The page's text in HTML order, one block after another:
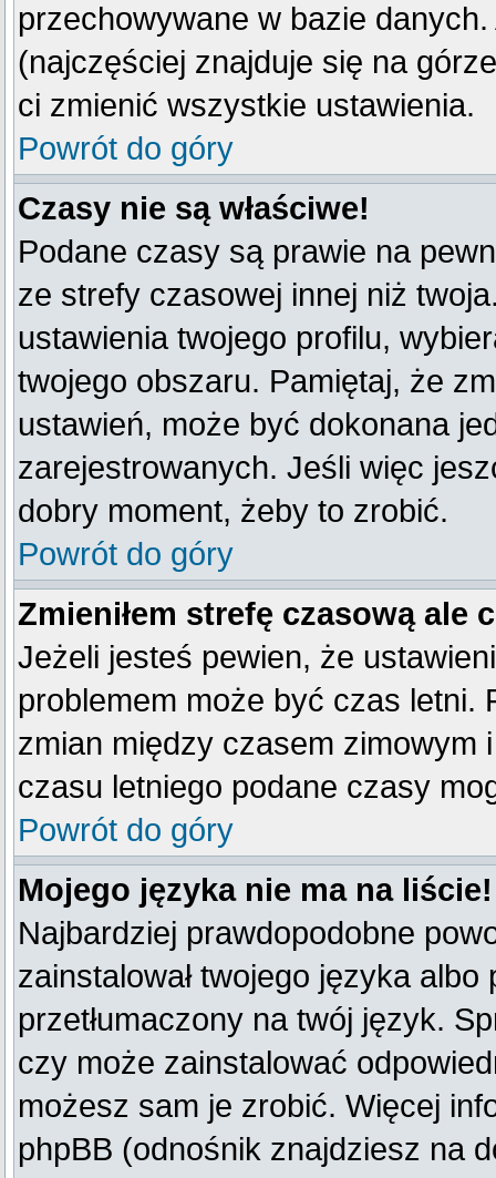
przechowywane w bazie
(najczęściej znajduje się na
ci zmienić wszystkie ustawienia.
Powrót do góry
Czasy nie są właściwe!
Podane czasy są prawie na
ze strefy czasowej innej niż
ustawienia twojego profilu,
twojego obszaru. Pamiętaj, że
ustawień, może być dokonana
zarejestrowanych. Jeśli więc
dobry moment, żeby to zrobić.
Powrót do góry
Zmieniłem strefę czasową ale
Jeżeli jesteś pewien, że
problemem może być czas letni.
zmian między czasem zimowym
czasu letniego podane czasy
Powrót do góry
Mojego języka nie ma na liście!
Najbardziej prawdopodobne
zainstalował twojego języka
przetłumaczony na twój język.
czy może zainstalować
możesz sam je zrobić. Więcej
phpBB (odnośnik znajdziesz na